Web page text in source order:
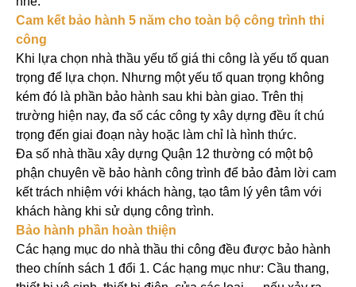
Cam kết bảo hành 5 năm cho toàn bộ công trình thi
công
Khi lựa chọn nhà thầu yếu tố giá thi công là yếu tố quan
trọng để lựa chọn. Nhưng một yếu tố quan trọng không
kém đó là phần bảo hành sau khi bàn giao. Trên thị
trường hiện nay, đa số các công ty xây dựng đều ít chú
trọng đến giai đoạn này hoặc làm chỉ là hình thức.
Đa số nhà thầu xây dựng Quận 12 thường có một bộ
phận chuyên về bảo hành công trình để bảo đảm lời cam
kết trách nhiệm với khách hàng, tạo tâm lý yên tâm với
khách hàng khi sử dụng công trình.
Bảo hành phần hoàn thiện
Các hạng mục do nhà thầu thi công đều được bảo hành
theo chính sách 1 đổi 1. Các hạng mục như: Cầu thang,